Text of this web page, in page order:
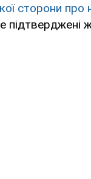
сторони
підтверджені